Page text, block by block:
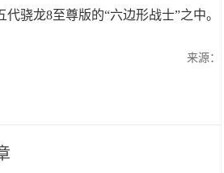
骁龙8至尊版的“六边形战士”之中。
来源：